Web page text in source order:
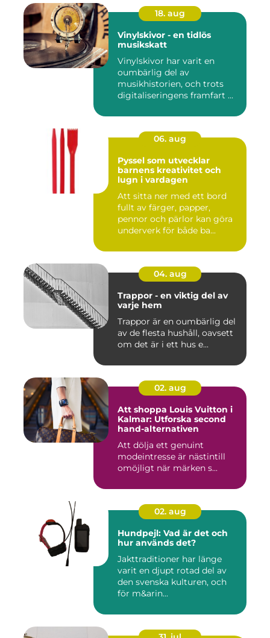
18. aug
Vinylskivor - en tidlös
musikskatt
Vinylskivor har varit en
oumbärlig del av
musikhistorien, och trots
digitaliseringens framfart ...
06. aug
Pyssel som utvecklar
barnens kreativitet och
lugn i vardagen
Att sitta ner med ett bord
fullt av färger, papper,
pennor och pärlor kan göra
underverk för både ba...
04. aug
Trappor - en viktig del av
varje hem
Trappor är en oumbärlig del
av de flesta hushåll, oavsett
om det är i ett hus e...
02. aug
Att shoppa Louis Vuitton i
Kalmar: Utforska second
hand-alternativen
Att dölja ett genuint
modeintresse är nästintill
omöjligt när märken s...
02. aug
Hundpejl: Vad är det och
hur används det?
Jakttraditioner har länge
varit en djupt rotad del av
den svenska kulturen, och
för m&arin...